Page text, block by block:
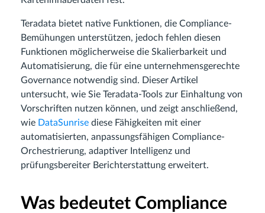
Teradata bietet native Funktionen, die Compliance-
Bemühungen unterstützen, jedoch fehlen diesen
Funktionen möglicherweise die Skalierbarkeit und
Automatisierung, die für eine unternehmensgerechte
Governance notwendig sind. Dieser Artikel
untersucht, wie Sie Teradata-Tools zur Einhaltung von
Vorschriften nutzen können, und zeigt anschließend,
wie DataSunrise diese Fähigkeiten mit einer
automatisierten, anpassungsfähigen Compliance-
Orchestrierung, adaptiver Intelligenz und
prüfungsbereiter Berichterstattung erweitert.
Was bedeutet Compliance